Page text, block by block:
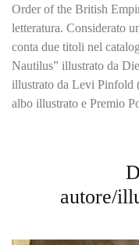
Order of the British
letteratura. Considerato
conta due titoli nel
Nautilus” illustrato da
illustrato da Levi Pinfold
albo illustrato e Premio
autore/